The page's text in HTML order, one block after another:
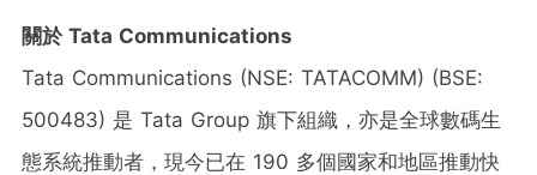
關於Tata Communications
Tata Communications (NSE: TATACOMM) (BSE:
500483) 是 Tata Group 旗下組織，亦是全球數碼生
態系統推動者，現今已在 190 多個國家和地區推動快